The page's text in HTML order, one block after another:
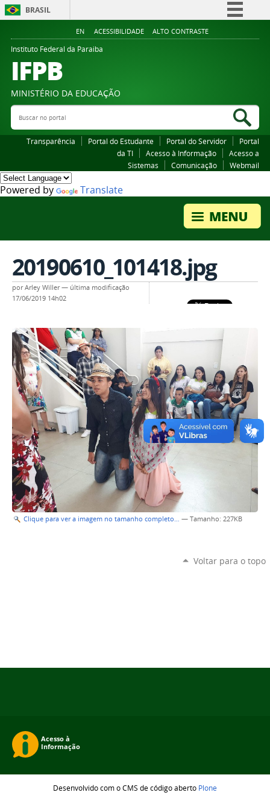
BRASIL
Simplifique!
Legislação
EN ACESSIBILIDADE ALTO CONTRASTE
Instituto Federal da Paraiba
IFPB
MINISTÉRIO DA EDUCAÇÃO
Buscar no portal
Transparência Portal do Estudante Portal do Servidor
Portal
da TI
Acesso à Informação
Acesso a
Sistemas
Comunicação Webmail
Powered by Translate
20190610_101418.jpg
porArley Willer— última modificação
17/06/2019 14h02
Clique para ver a imagem no tamanho completo… — Tamanho: 227KB
Voltar para o topo
Desenvolvido com o CMS de código aberto Plone